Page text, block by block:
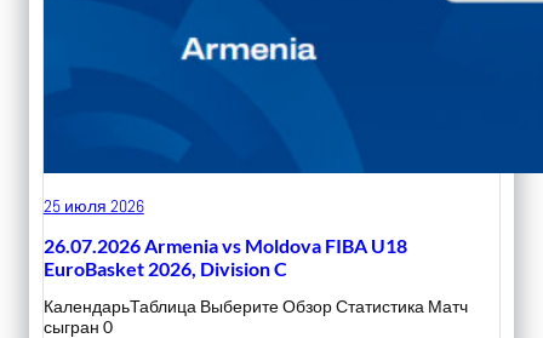
25 июля 2026
26.07.2026 Armenia vs Moldova FIBA U18
EuroBasket 2026, Division C
КалендарьТаблица Выберите Обзор Статистика Матч
сыгран 0